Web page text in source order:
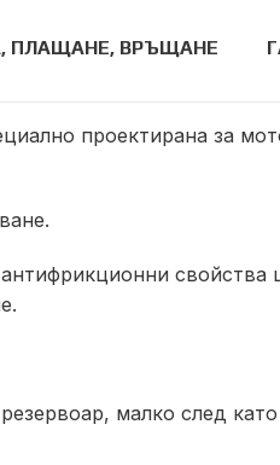
ПЛАЩАНЕ, ВРЪЩАНЕ
проектирана за
малко след